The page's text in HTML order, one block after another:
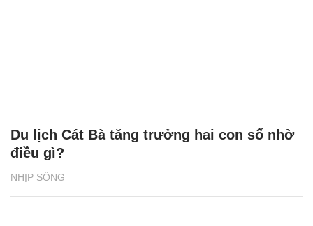
NHỊP SỐNG
Du lịch Cát Bà tăng trưởng hai con số nhờ
điều gì?